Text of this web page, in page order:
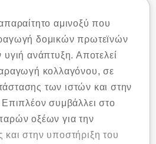
αμινοξύ που
δομικών πρωτεϊνών
ανάπτυξη. Αποτελεί
κολλαγόνου, σε
των ιστών και στην
Επιπλέον συμβάλλει στο
οξέων για την
στην υποστήριξη του